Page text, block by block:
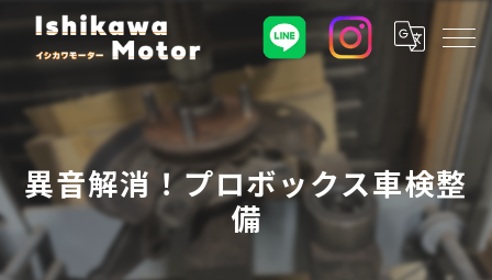
異音解消！プロボックス車検整
備